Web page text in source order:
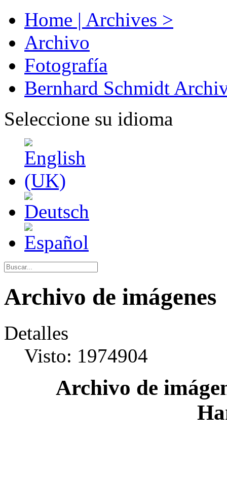
Home | Archives >
Archivo
Fotografía
Bernhard Schmidt
Seleccione su idioma
Archivo de imágenes
Detalles
Visto: 1974904
Archivo de